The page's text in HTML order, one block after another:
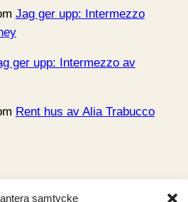
samtycke
Jag ger upp: Intermezzo
ger upp: Intermezzo av
Rent hus av Alia Trabucco